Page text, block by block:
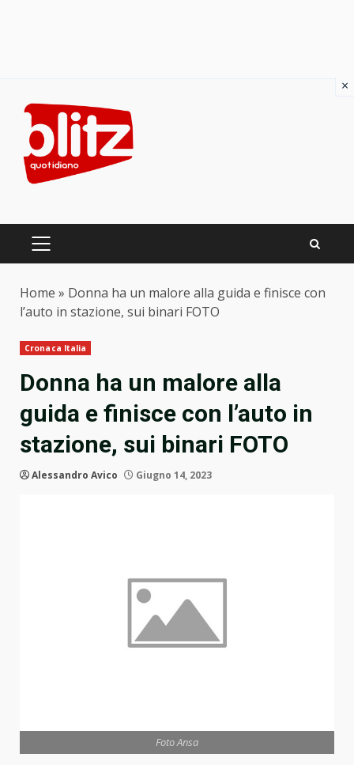
content
PRIMARY
Home » Donna ha un malore alla guida e finisce con
l’auto in stazione, sui binari FOTO
Cronaca Italia
Donna ha un malore alla
guida e finisce con l’auto in
stazione, sui binari FOTO
Alessandro Avico Giugno 14, 2023
Foto Ansa
×